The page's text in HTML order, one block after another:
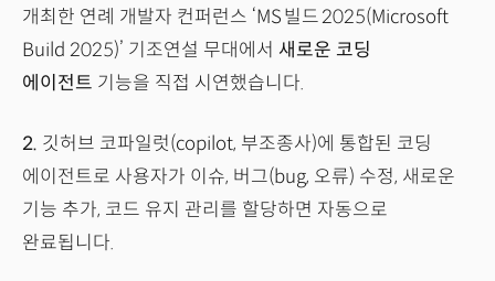
개최한 연례 개발자 컨퍼런스 ‘MS 빌드 2025(Microsoft
Build 2025)’ 기조연설 무대에서 새로운 코딩
에이전트 기능을 직접 시연했습니다.
2. 깃허브 코파일럿(copilot, 부조종사)에 통합된 코딩
에이전트로 사용자가 이슈, 버그(bug, 오류) 수정, 새로운
기능 추가, 코드 유지 관리를 할당하면 자동으로
완료됩니다.